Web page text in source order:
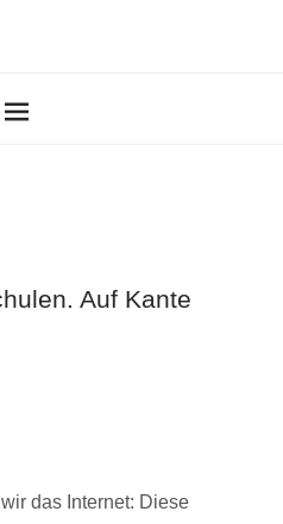
Auf Kante
das Internet: Diese